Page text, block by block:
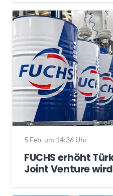
5 Feb. um 14:36 Uhr
FUCHS erhöht
Joint Venture